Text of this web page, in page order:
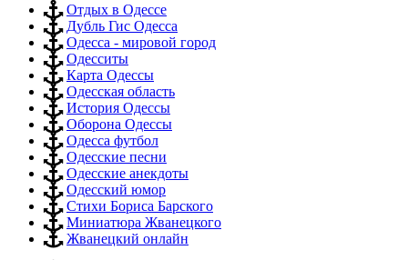
Отдых в Одессе
Дубль Гис Одесса
Одесса - мировой город
Одесситы
Карта Одессы
Одесская область
История Одессы
Оборона Одессы
Одесса футбол
Одесские песни
Одесские анекдоты
Одесский юмор
Стихи Бориса Барского
Миниатюра Жванецкого
Жванецкий онлайн